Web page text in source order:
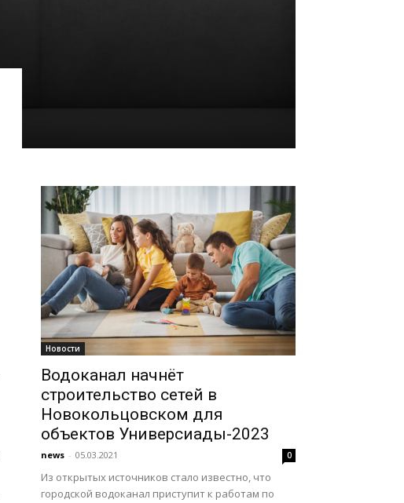
Новости
Водоканал начнёт
строительство сетей в
Новокольцовском для
объектов Универсиады-2023
news - 05.03.2021 0
Из открытых источников стало известно, что
городской водоканал приступит к работам по